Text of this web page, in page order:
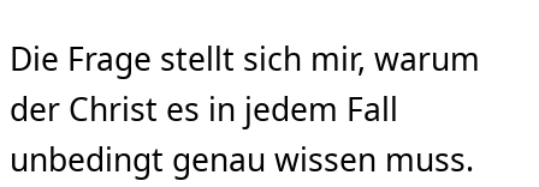
Die Frage stellt sich mir, warum
der Christ es in jedem Fall
unbedingt genau wissen muss.